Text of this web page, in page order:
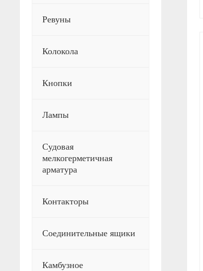
Ревуны
Колокола
Кнопки
Лампы
Судовая
мелкогерметичная
арматура
Контакторы
Соединительные ящики
Камбузное